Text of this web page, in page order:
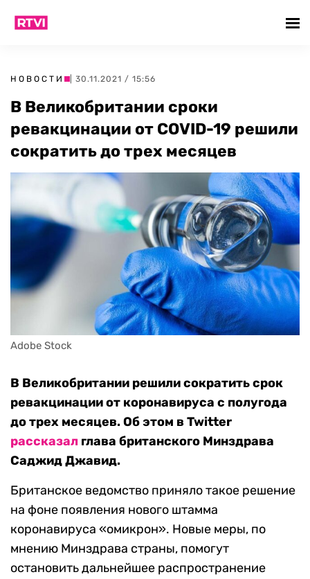
НОВОСТИ | 30.11.2021 / 15:56
В Великобритании сроки
ревакцинации от COVID-19 решили
сократить до трех месяцев
Adobe Stock
В Великобритании решили сократить срок
ревакцинации от коронавируса с полугода
до трех месяцев. Об этом в Twitter
рассказал глава британского Минздрава
Саджид Джавид.
Британское ведомство приняло такое решение
на фоне появления нового штамма
коронавируса «омикрон». Новые меры, по
мнению Минздрава страны, помогут
остановить дальнейшее распространение